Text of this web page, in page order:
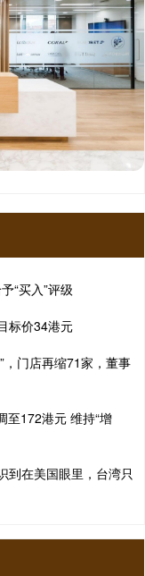
“买入”评级
标价34港元
，门店再缩71家，董事
至172港元 维持“增
到在美国眼里，台湾只